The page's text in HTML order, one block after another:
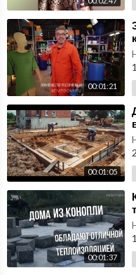
00:01:21
00:01:05
00:01:37